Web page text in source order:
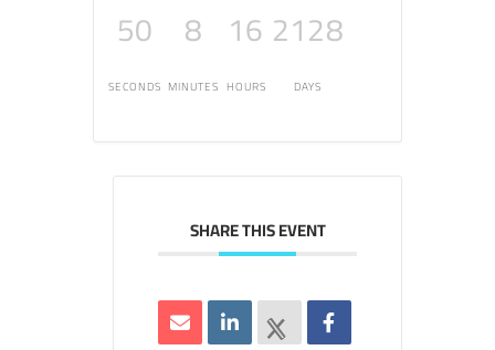
2128
DAYS
16
HOURS
8
MINUTES
50
SECONDS
SHARE THIS EVENT